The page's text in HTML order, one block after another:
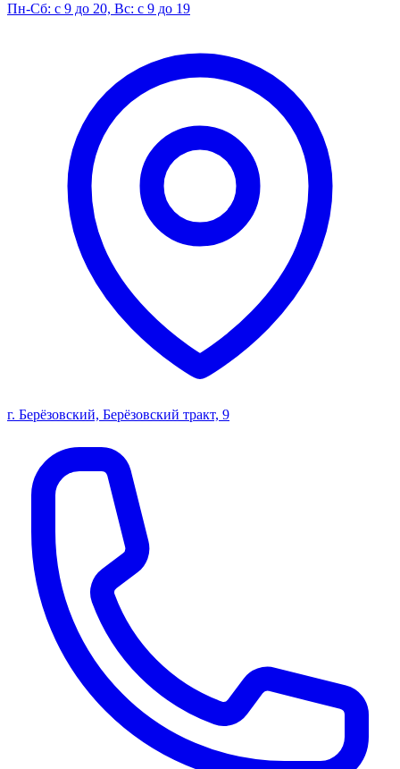
Пн-Сб: с 9 до 20, Вс: с 9 до 19
г. Берёзовский, Берёзовский тракт, 9